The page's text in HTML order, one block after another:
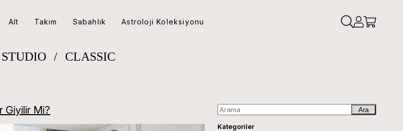
Alt Takım Sabahlık Astroloji Koleksiyonu
STUDIO / CLASSIC
Giyilir Mi? Ara
Kategoriler